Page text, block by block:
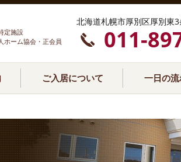
定施設
ホーム協会・正会員
北海道札幌市厚別区厚別東
011-
ご入居について 一日の